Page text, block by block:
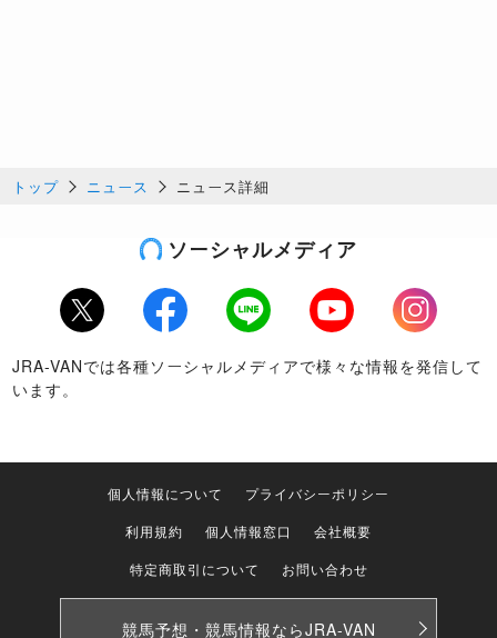
トップ ニュース ニュース詳細
ソーシャルメディア
Twitter Facebook LINE Youtube
Instagram
JRA-VANでは各種ソーシャルメディアで様々な情報を発信して
います。
個人情報について
プライバシーポリシー
利用規約
個人情報窓口
会社概要
特定商取引について
お問い合わせ
競馬予想・競馬情報ならJRA-VAN